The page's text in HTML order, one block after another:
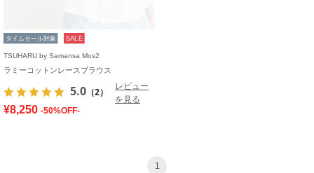
タイムセール対象 SALE
TSUHARU by Samansa Mos2
ラミーコットンレースブラウス
5.0 （2）
レビュー
を見る
¥8,250 -50%OFF-
1